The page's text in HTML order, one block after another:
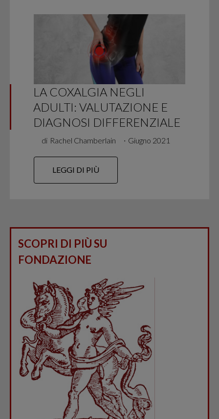
LA COXALGIA NEGLI
ADULTI: VALUTAZIONE E
DIAGNOSI DIFFERENZIALE
di Rachel Chamberlain ∙ Giugno 2021
LEGGI DI PIÙ
SCOPRI DI PIÙ SU
FONDAZIONE